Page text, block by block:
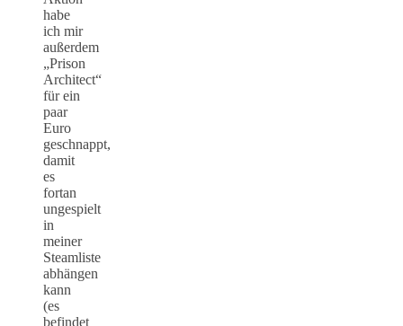
habe
ich mir
außerdem
„Prison
Architect“
für ein
paar
Euro
geschnappt,
damit
es
fortan
ungespielt
in
meiner
Steamliste
abhängen
kann
(es
befindet